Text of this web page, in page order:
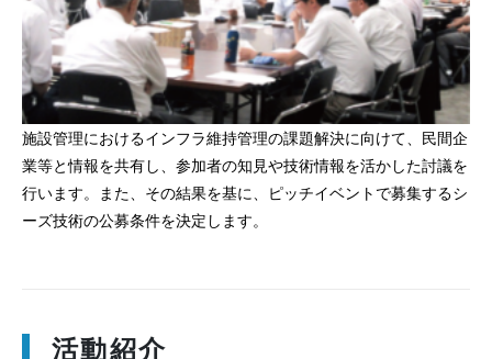
施設管理におけるインフラ維持管理の課題解決に向けて、民間企
業等と情報を共有し、参加者の知見や技術情報を活かした討議を
行います。また、その結果を基に、ピッチイベントで募集するシ
ーズ技術の公募条件を決定します。
活動紹介